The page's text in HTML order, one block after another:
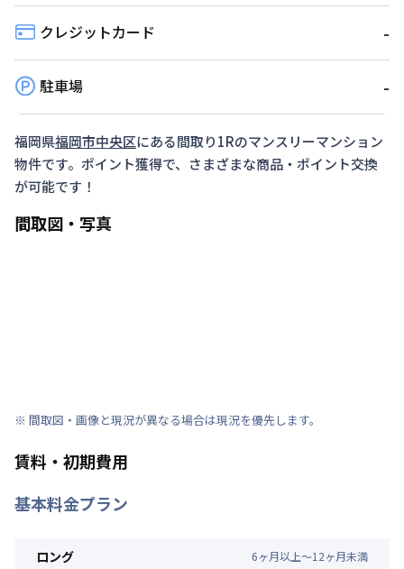
クレジットカード -
駐車場 -
福岡県福岡市中央区にある間取り1Rのマンスリーマンション
物件です。ポイント獲得で、さまざまな商品・ポイント交換
が可能です！
間取図・写真
※ 間取図・画像と現況が異なる場合は現況を優先します。
賃料・初期費用
基本料金プラン
ロング 6ヶ月以上～12ヶ月未満